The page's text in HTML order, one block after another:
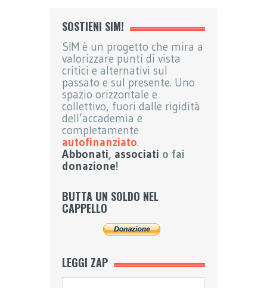
SOSTIENI SIM!
SIM è un progetto che mira a
valorizzare punti di vista
critici e alternativi sul
passato e sul presente. Uno
spazio orizzontale e
collettivo, fuori dalle rigidità
dell’accademia e
completamente
autofinanziato.
Abbonati, associati o fai
donazione!
BUTTA UN SOLDO NEL
CAPPELLO
LEGGI ZAP